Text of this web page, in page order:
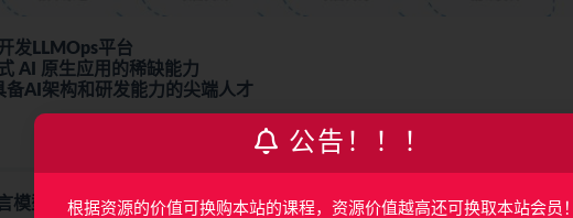
发LLMOps平台
AI 原生应用的稀缺能力
AI架构和研发能力的尖端人才
模型算法工程师(完结)_全能IT (quangneng.com)
公告！！！
根据资源的价值可换购本站的课程，资源价值越高还可换取本站会员！